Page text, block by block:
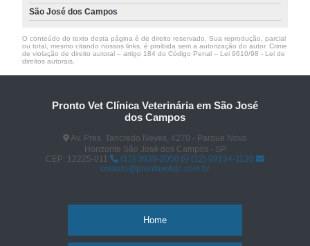
São José dos Campos
O conteúdo do texto desta página é de direito reservado. Sua reprodução, parcial
ou total, mesmo citando nossos links, é proibida sem a autorização do autor. Crime
de violação de direito autoral – artigo 184 do Código Penal – Lei 9610/98 - Lei de
direitos autorais
Pronto Vet Clínica Veterinária em São José
dos Campos
Av. Pres. Tancredo Neves, 4270 - Parque Novo
Horizonte São José dos Campos - SP
CEP: 12225-011
(12) 3939-2050
(12) 99134-1120
contato@prontovetsjc.com.br
Home